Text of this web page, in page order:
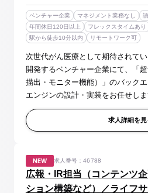
ベンチャー企業 マネジメント業務なし
年間休日120日以上
フレックスタイムあり
駅から徒歩10分以内
リモートワーク可
次世代がん医療として期待されて
開発するベンチャー企業にて、「
描出・モニター機能）」のバック
エンジンの設計・実装をお任せし
適応疾患として上市する予定 【具体的には】 ■超音波信号処
理・画像再構成アルゴ...求人詳細を見
NEW
広報・IR担当（コンテンツ
ション構築など）／ライフ
求人番号：46788